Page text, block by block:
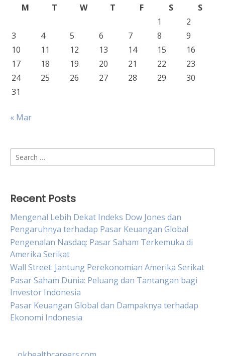
M
T W T F S
S
1
2
3
4 5 6 7 8
9
10
11 12 13 14 15
16
17
18 19 20 21 22
23
24
25 26 27 28 29
30
31
« Mar
Search
for:
Recent Posts
Mengenal Lebih Dekat Indeks Dow Jones dan
Pengaruhnya terhadap Pasar Keuangan Global
Pengenalan Nasdaq: Pasar Saham Terkemuka di
Amerika Serikat
Wall Street: Jantung Perekonomian Amerika Serikat
Pasar Saham Dunia: Peluang dan Tantangan bagi
Investor Indonesia
Pasar Keuangan Global dan Dampaknya terhadap
Ekonomi Indonesia